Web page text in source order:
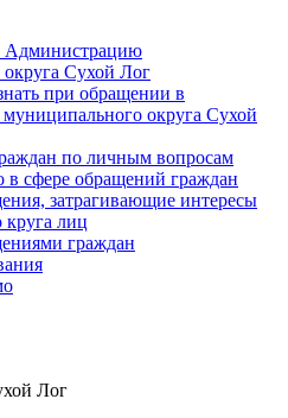
Администрацию
Сухой Лог
при обращении в
округа Сухой
по личным вопросам
в сфере обращений граждан
затрагивающие интересы
круга лиц
граждан
Лог